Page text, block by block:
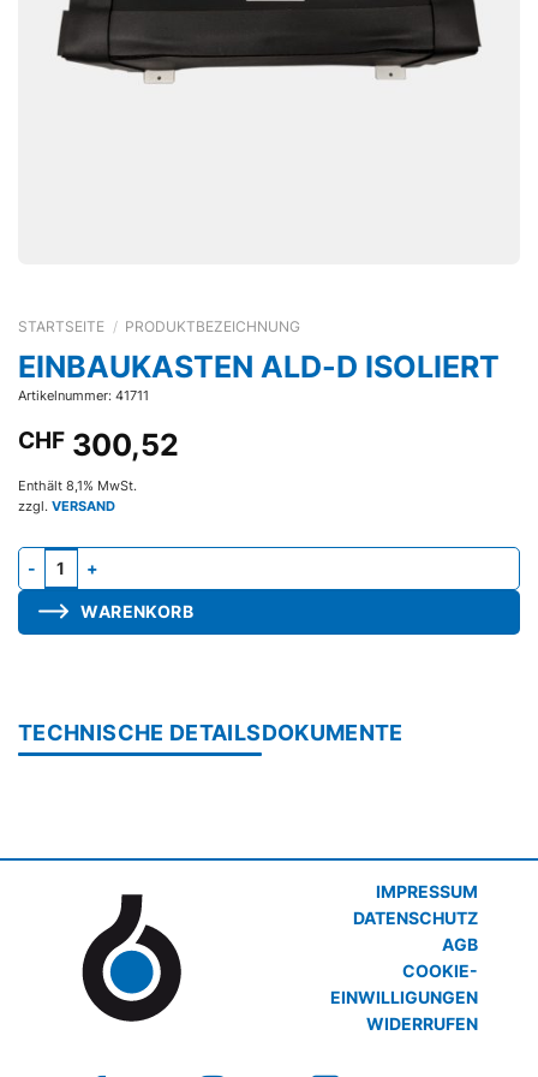
STARTSEITE / PRODUKTBEZEICHNUNG
EINBAUKASTEN ALD-D ISOLIERT
Artikelnummer: 41711
CHF 300,52
Enthält 8,1% MwSt.
zzgl. VERSAND
Einbaukasten ALD-D isoliert Menge
WARENKORB
TECHNISCHE DETAILSDOKUMENTE
IMPRESSUM
DATENSCHUTZ
AGB
COOKIE-
EINWILLIGUNGEN
WIDERRUFEN